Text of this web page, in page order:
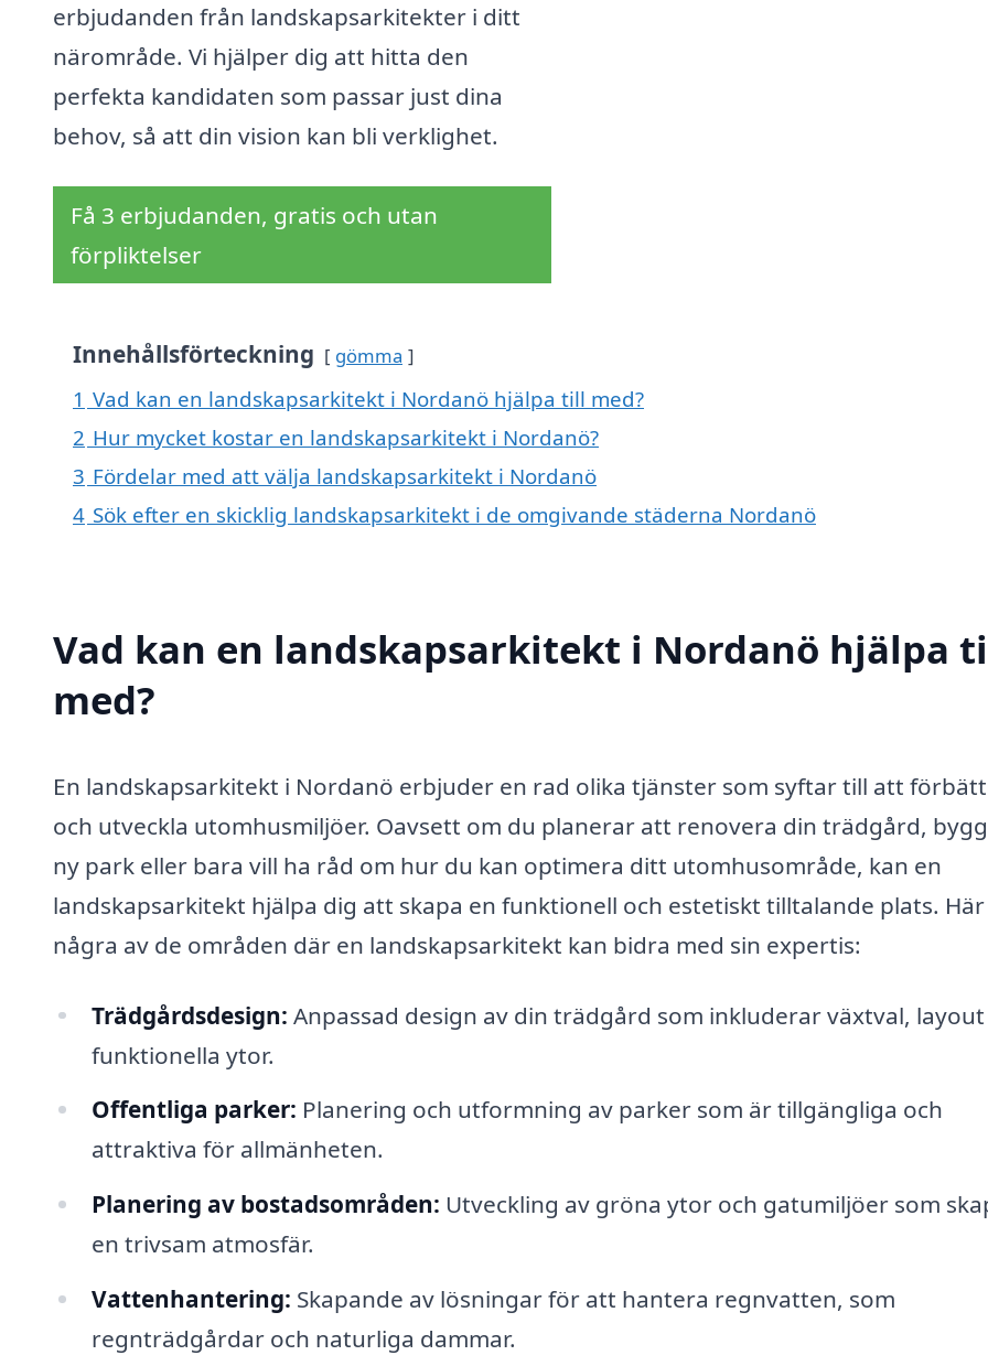
erbjudanden från landskapsarkitekter i ditt
närområde. Vi hjälper dig att hitta den
perfekta kandidaten som passar just dina
behov, så att din vision kan bli verklighet.
Få 3 erbjudanden, gratis och utan
förpliktelser
Innehållsförteckning gömma
1 Vad kan en landskapsarkitekt i Nordanö hjälpa till med?
2 Hur mycket kostar en landskapsarkitekt i Nordanö?
3 Fördelar med att välja landskapsarkitekt i Nordanö
4 Sök efter en skicklig landskapsarkitekt i de omgivande städerna Nordanö
Vad kan en landskapsarkitekt i Nordanö hjälpa
med?
En landskapsarkitekt i Nordanö erbjuder en rad olika tjänster som syftar till att
och utveckla utomhusmiljöer. Oavsett om du planerar att renovera din trädgård,
ny park eller bara vill ha råd om hur du kan optimera ditt utomhusområde, kan en
landskapsarkitekt hjälpa dig att skapa en funktionell och estetiskt tilltalande plats.
några av de områden där en landskapsarkitekt kan bidra med sin expertis:
Trädgårdsdesign: Anpassad design av din trädgård som inkluderar växtval,
funktionella ytor.
Offentliga parker: Planering och utformning av parker som är tillgängliga och
attraktiva för allmänheten.
Planering av bostadsområden: Utveckling av gröna ytor och gatumiljöer som
en trivsam atmosfär.
Vattenhantering: Skapande av lösningar för att hantera regnvatten, som
regnträdgårdar och naturliga dammar.